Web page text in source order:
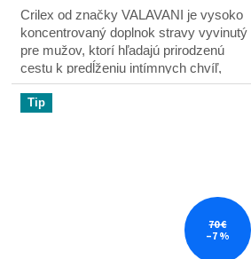
Crilex od značky VALAVANI je vysoko
koncentrovaný doplnok stravy vyvinutý
pre mužov, ktorí hľadajú prirodzenú
cestu k predĺženiu intímnych chvíľ,
lepšej kontrole nad vyvrcholením a k
celkovému...
Tip
70 €
–7 %